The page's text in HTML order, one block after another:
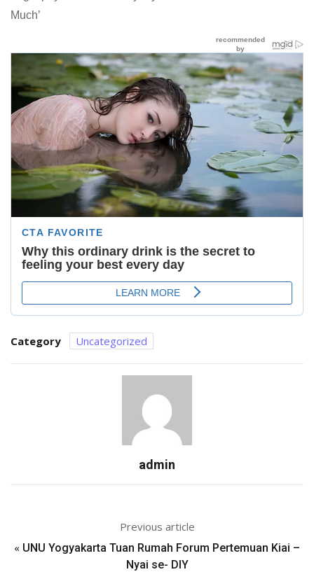
Much’
Category Uncategorized
admin
Previous article
« UNU Yogyakarta Tuan Rumah Forum Pertemuan Kiai –
Nyai se- DIY